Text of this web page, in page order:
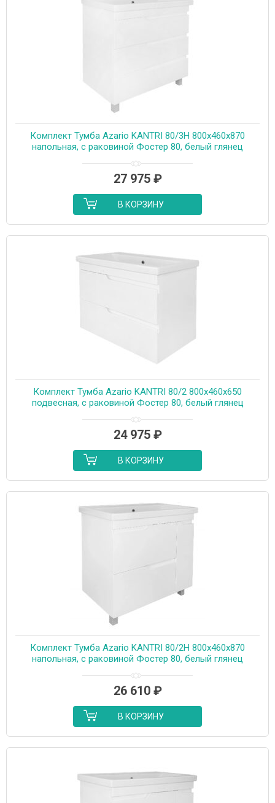
Комплект Тумба Azario KANTRI 80/3Н 800х460х870
напольная, с раковиной Фостер 80, белый глянец
27 975 ₽
В КОРЗИНУ
Комплект Тумба Azario KANTRI 80/2 800х460х650
подвесная, с раковиной Фостер 80, белый глянец
24 975 ₽
В КОРЗИНУ
Комплект Тумба Azario KANTRI 80/2Н 800х460х870
напольная, с раковиной Фостер 80, белый глянец
26 610 ₽
В КОРЗИНУ